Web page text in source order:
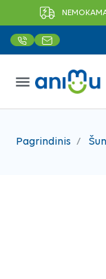
menu
Pagrindinis